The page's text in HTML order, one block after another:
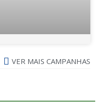
VER MAIS CAMPANHAS